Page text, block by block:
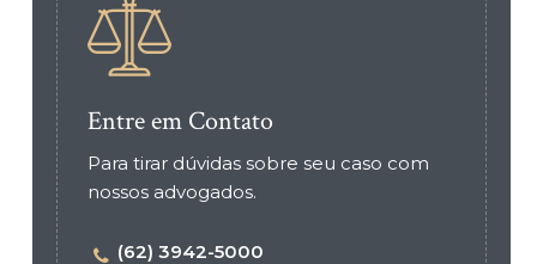
Entre em Contato
Para tirar dúvidas sobre seu caso com
nossos advogados.
(62) 3942-5000